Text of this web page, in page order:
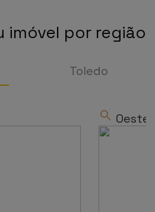
imóvel por região
Toledo
Oeste